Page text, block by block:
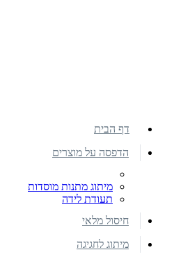
דף הבית
הדפסה על מוצרים
מיתוג מתנות מוסדות
תעודת לידה
חיסול מלאי
מיתוג לחגיגה